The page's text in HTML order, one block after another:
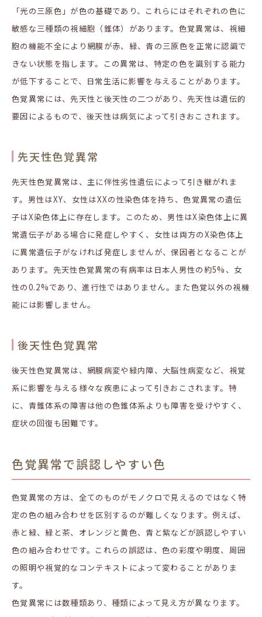
「光の三原色」が色の基礎であり、これらにはそれぞれの色に
敏感な三種類の視細胞（錐体）があります。色覚異常は、視細
胞の機能不全により網膜が赤、緑、青の三原色を正常に認識で
きない状態を指します。この異常は、特定の色を識別する能力
が低下することで、日常生活に影響を与えることがあります。
色覚異常には、先天性と後天性の二つがあり、先天性は遺伝的
要因によるもので、後天性は病気によって引きおこされます。
先天性色覚異常
先天性色覚異常は、主に伴性劣性遺伝によって引き継がれま
す。男性はXY、女性はXXの性染色体を持ち、色覚異常の遺伝
子はX染色体上に存在します。このため、男性はX染色体上に異
常遺伝子がある場合に発症しやすく、女性は両方のX染色体上
に異常遺伝子がなければ発症しませんが、保因者となることが
あります。先天性色覚異常の有病率は日本人男性の約5% 、女
性の0.2%であり、進行性ではありません。また色覚以外の視機
能には影響しません。
後天性色覚異常
後天性色覚異常は、網膜病変や緑内障、大脳性病変など、視覚
系に影響を与える様々な疾患によって引きおこされます。特
に、青錐体系の障害は他の色錐体系よりも障害を受けやすく、
症状の回復も困難です。
色覚異常で誤認しやすい色
色覚異常の方は、全てのものがモノクロで見えるのではなく特
定の色の組み合わせを区別するのが難しくなります。例えば、
赤と緑、緑と茶、オレンジと黄色、青と紫などが誤認しやすい
色の組み合わせです。これらの誤認は、色の彩度や明度、周囲
の照明や視覚的なコンテキストによって変わることがありま
す。
色覚異常には数種類あり、種類によって見え方が異なります。